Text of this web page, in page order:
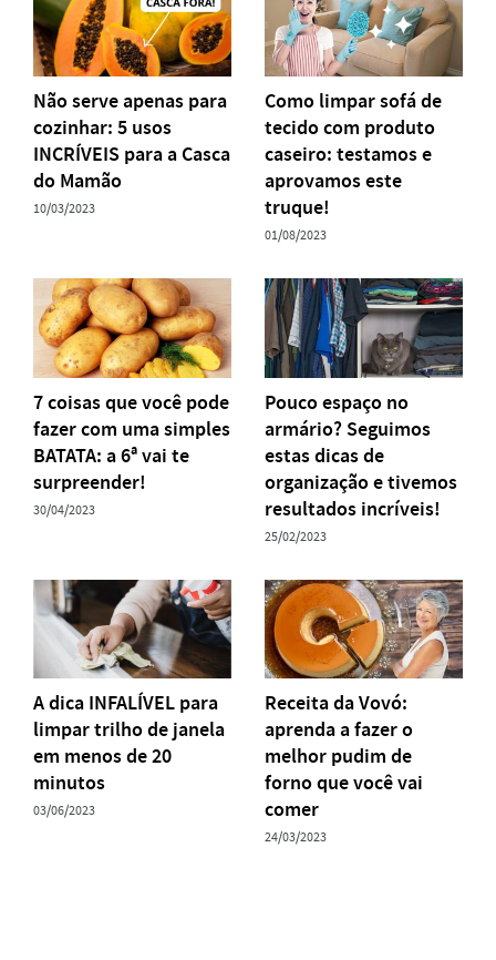
Não serve apenas para
cozinhar: 5 usos
INCRÍVEIS para a Casca
do Mamão
10/03/2023
Como limpar sofá de
tecido com produto
caseiro: testamos e
aprovamos este
truque!
01/08/2023
7 coisas que você pode
fazer com uma simples
BATATA: a 6ª vai te
surpreender!
30/04/2023
Pouco espaço no
armário? Seguimos
estas dicas de
organização e tivemos
resultados incríveis!
25/02/2023
A dica INFALÍVEL para
limpar trilho de janela
em menos de 20
minutos
03/06/2023
Receita da Vovó:
aprenda a fazer o
melhor pudim de
forno que você vai
comer
24/03/2023